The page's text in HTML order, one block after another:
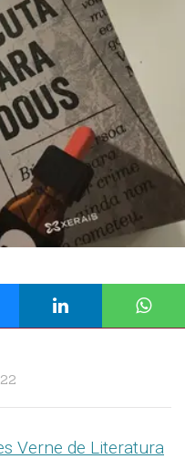
Verne de Literatura